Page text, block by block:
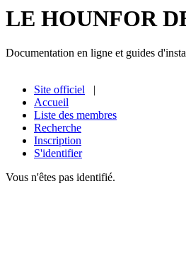
LE HOUNFOR
Documentation en ligne et guides
Site officiel |
Accueil
Liste des membres
Recherche
Inscription
S'identifier
Vous n'êtes pas identifié.